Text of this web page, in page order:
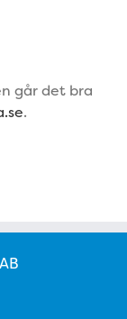
går det bra
.